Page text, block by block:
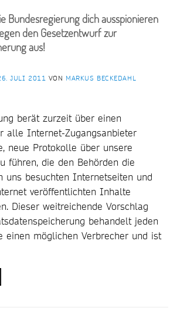
Bundesregierung dich ausspionieren
den Gesetzentwurf zur
aus!
JULI 2011 VON MARKUS BECKEDAHL
berät zurzeit über einen
alle Internet-Zugangsanbieter
neue Protokolle über unsere
führen, die den Behörden die
uns besuchten Internetseiten und
veröffentlichten Inhalte
Dieser weitreichende Vorschlag
behandelt jeden
einen möglichen Verbrecher und ist